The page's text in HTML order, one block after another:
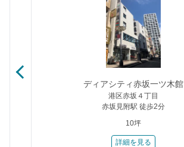
ディアシティ赤坂一ツ木館
港区赤坂４丁目
赤坂見附駅 徒歩2分
10坪
詳細を見る